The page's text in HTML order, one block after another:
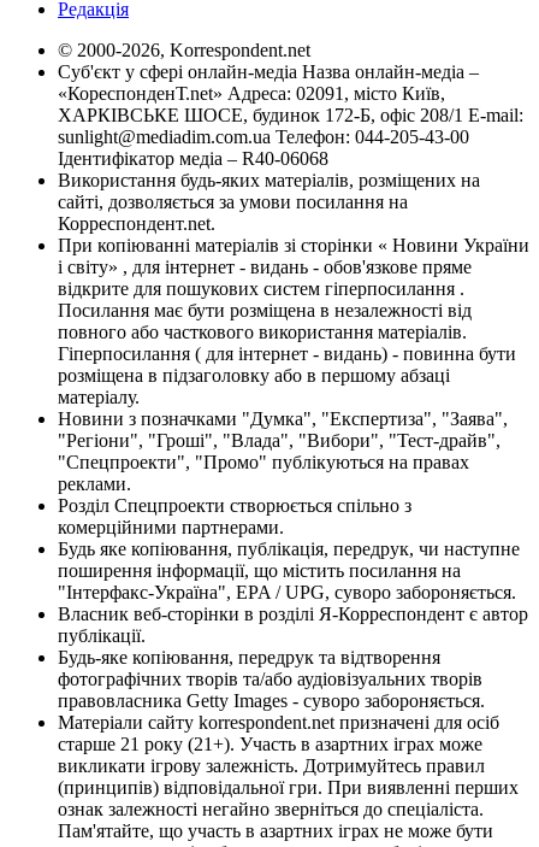
Редакція
© 2000-2026, Korrespondent.net
Суб'єкт у сфері онлайн-медіа Назва онлайн-медіа –
«КореспонденТ.net» Адреса: 02091, місто Київ,
ХАРКІВСЬКЕ ШОСЕ, будинок 172-Б, офіс 208/1 E-mail:
sunlight@mediadim.com.ua Телефон: 044-205-43-00
Ідентифікатор медіа – R40-06068
Використання будь-яких матеріалів, розміщених на
сайті, дозволяється за умови посилання на
Корреспондент.net.
При копіюванні матеріалів зі сторінки « Новини України
і світу» , для інтернет - видань - обов'язкове пряме
відкрите для пошукових систем гіперпосилання .
Посилання має бути розміщена в незалежності від
повного або часткового використання матеріалів.
Гіперпосилання ( для інтернет - видань) - повинна бути
розміщена в підзаголовку або в першому абзаці
матеріалу.
Новини з позначками "Думка", "Експертиза", "Заява",
"Регіони", "Гроші", "Влада", "Вибори", "Тест-драйв",
"Спецпроекти", "Промо" публікуються на правах
реклами.
Розділ Спецпроекти створюється спільно з
комерційними партнерами.
Будь яке копіювання, публікація, передрук, чи наступне
поширення інформації, що містить посилання на
"Інтерфакс-Україна", EPA / UPG, суворо забороняється.
Власник веб-сторінки в розділі Я-Корреспондент є автор
публікації.
Будь-яке копіювання, передрук та відтворення
фотографічних творів та/або аудіовізуальних творів
правовласника Getty Images - суворо забороняється.
Матеріали сайту korrespondent.net призначені для осіб
старше 21 року (21+). Участь в азартних іграх може
викликати ігрову залежність. Дотримуйтесь правил
(принципів) відповідальної гри. При виявленні перших
ознак залежності негайно зверніться до спеціаліста.
Пам'ятайте, що участь в азартних іграх не може бути